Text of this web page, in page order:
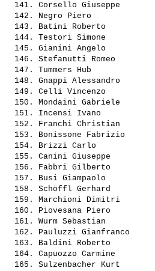
  141.
Corsello Giuseppe
  142.
Negro Piero
  143.
Batini Roberto
  144.
Testori Simone
  145.
Gianini Angelo
  146.
Stefanutti Romeo
  147.
Tummers Hub
  148.
Gnappi Alessandro
  149.
Celli Vincenzo
  150.
Mondaini Gabriele
  151.
Incensi Ivano
  152.
Franchi Christian
  153.
Bonissone Fabrizio
  154.
Brizzi Carlo
  155.
Canini Giuseppe
  156.
Fabbri Gilberto
  157.
Busi Giampaolo
  158.
Schöffl Gerhard
  159.
Marchioni Dimitri
  160.
Piovesana Piero
  161.
Wurm Sebastian
  162.
Pauluzzi Gianfranco
  163.
Baldini Roberto
  164.
Capuozzo Carmine
  165.
Sulzenbacher Kurt